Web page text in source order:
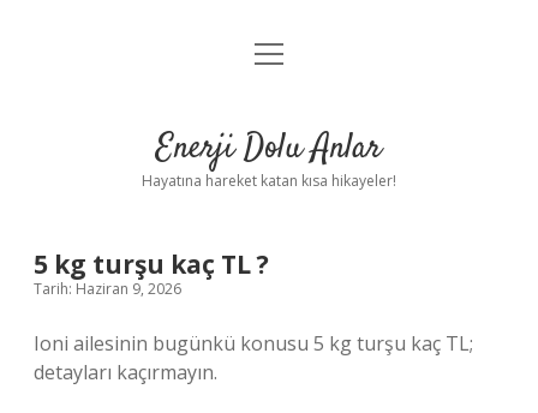
Anasayfa
Yasal Uyarı
menüyü
Enerji Dolu Anlar
Hayatına hareket katan kısa hikayeler!
5 kg turşu kaç TL ?
Tarih: Haziran 9, 2026
Ioni ailesinin bugünkü konusu 5 kg turşu kaç TL;
detayları kaçırmayın.